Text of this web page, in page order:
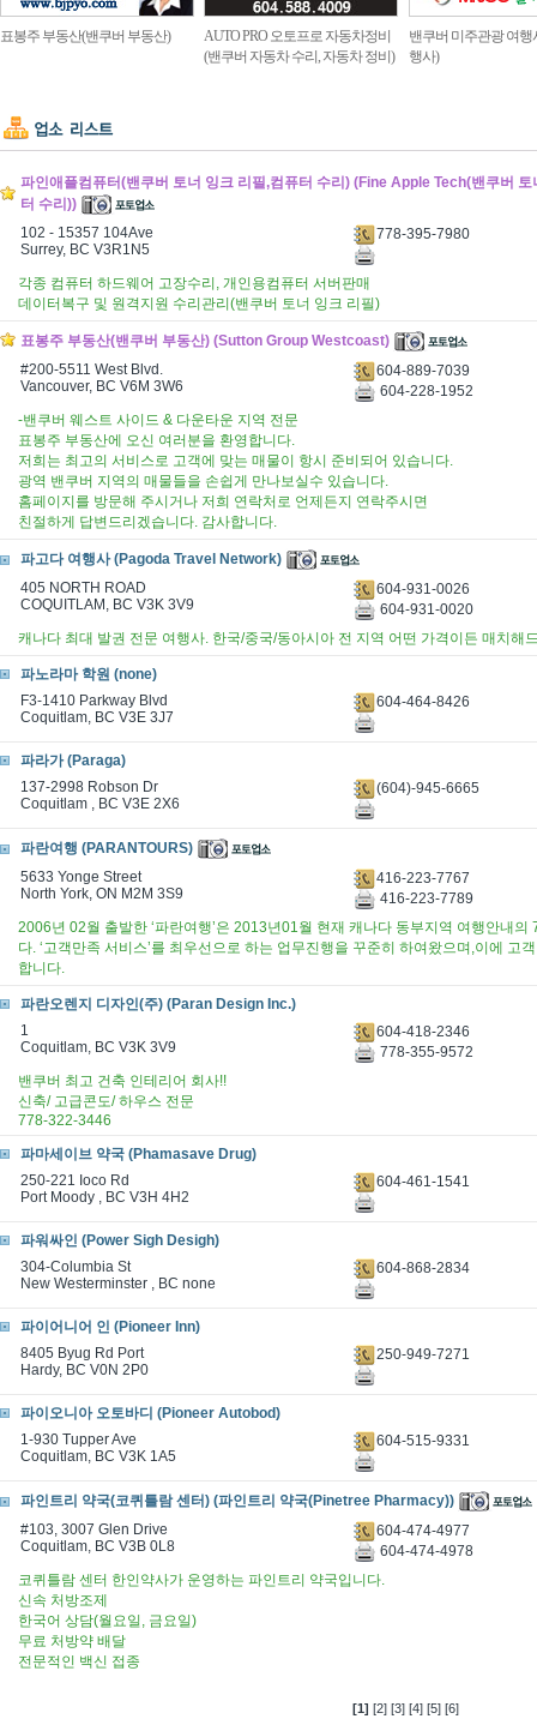
표봉주 부동산(밴쿠버 부동산)
AUTO PRO 오토프로 자동차정비
(밴쿠버 자동차 수리, 자동차 정비)
밴쿠버 미주관광 여행
행사)
파인애플컴퓨터(밴쿠버 토너 잉크 리필,컴퓨터 수리) (Fine Apple Tech(밴쿠버 토
터 수리))
102 - 15357 104Ave
Surrey, BC V3R1N5
778-395-7980
각종 컴퓨터 하드웨어 고장수리, 개인용컴퓨터 서버판매
데이터복구 및 원격지원 수리관리(밴쿠버 토너 잉크 리필)
표봉주 부동산(밴쿠버 부동산) (Sutton Group Westcoast)
#200-5511 West Blvd.
Vancouver, BC V6M 3W6
604-889-7039
604-228-1952
-밴쿠버 웨스트 사이드 & 다운타운 지역 전문
표봉주 부동산에 오신 여러분을 환영합니다.
저희는 최고의 서비스로 고객에 맞는 매물이 항시 준비되어 있습니다.
광역 밴쿠버 지역의 매물들을 손쉽게 만나보실수 있습니다.
홈페이지를 방문해 주시거나 저희 연락처로 언제든지 연락주시면
친절하게 답변드리겠습니다. 감사합니다.
파고다 여행사 (Pagoda Travel Network)
405 NORTH ROAD
COQUITLAM, BC V3K 3V9
604-931-0026
604-931-0020
캐나다 최대 발권 전문 여행사. 한국/중국/동아시아 전 지역 어떤 가격이든 매치해
파노라마 학원 (none)
F3-1410 Parkway Blvd
Coquitlam, BC V3E 3J7
604-464-8426
파라가 (Paraga)
137-2998 Robson Dr
Coquitlam , BC V3E 2X6
(604)-945-6665
파란여행 (PARANTOURS)
5633 Yonge Street
North York, ON M2M 3S9
416-223-7767
416-223-7789
2006년 02월 출발한 ‘파란여행’은 2013년01월 현재 캐나다 동부지역 여행안내
다. ‘고객만족 서비스’를 최우선으로 하는 업무진행을 꾸준히 하여왔으며,이에 고
합니다.
파란오렌지 디자인(주) (Paran Design Inc.)
1
Coquitlam, BC V3K 3V9
604-418-2346
778-355-9572
밴쿠버 최고 건축 인테리어 회사!!
신축/ 고급콘도/ 하우스 전문
778-322-3446
파마세이브 약국 (Phamasave Drug)
250-221 Ioco Rd
Port Moody , BC V3H 4H2
604-461-1541
파워싸인 (Power Sigh Desigh)
304-Columbia St
New Westerminster , BC none
604-868-2834
파이어니어 인 (Pioneer Inn)
8405 Byug Rd Port
Hardy, BC V0N 2P0
250-949-7271
파이오니아 오토바디 (Pioneer Autobod)
1-930 Tupper Ave
Coquitlam, BC V3K 1A5
604-515-9331
파인트리 약국(코퀴틀람 센터) (파인트리 약국(Pinetree Pharmacy))
#103, 3007 Glen Drive
Coquitlam, BC V3B 0L8
604-474-4977
604-474-4978
코퀴틀람 센터 한인약사가 운영하는 파인트리 약국입니다.
신속 처방조제
한국어 상담(월요일, 금요일)
무료 처방약 배달
전문적인 백신 접종
[1] [2] [3] [4] [5] [6]